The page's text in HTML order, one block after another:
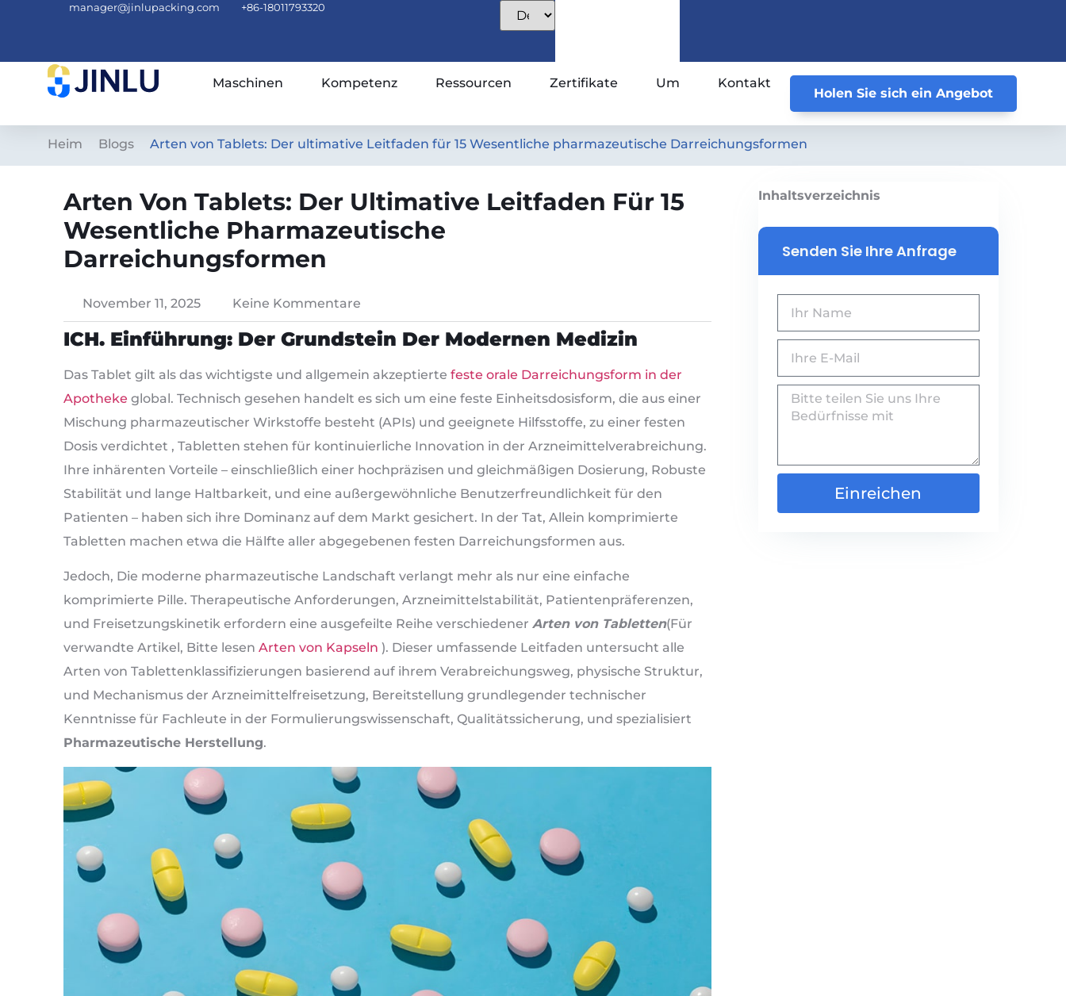
manager@jinlupacking.com +86-18011793320
Maschinen Kompetenz Ressourcen Zertifikate Um Kontakt
Holen Sie sich ein Angebot
Heim Blogs Arten von Tablets: Der ultimative Leitfaden für 15 Wesentliche pharmazeutische Darreichungsformen
Arten Von Tablets: Der Ultimative Leitfaden Für 15
Wesentliche Pharmazeutische
Darreichungsformen
November 11, 2025 Keine Kommentare
ICH. Einführung: Der Grundstein Der Modernen Medizin
Das Tablet gilt als das wichtigste und allgemein akzeptierte feste orale Darreichungsform in der
Apotheke global. Technisch gesehen handelt es sich um eine feste Einheitsdosisform, die aus einer
Mischung pharmazeutischer Wirkstoffe besteht (APIs) und geeignete Hilfsstoffe, zu einer festen
Dosis verdichtet , Tabletten stehen für kontinuierliche Innovation in der Arzneimittelverabreichung.
Ihre inhärenten Vorteile – einschließlich einer hochpräzisen und gleichmäßigen Dosierung, Robuste
Stabilität und lange Haltbarkeit, und eine außergewöhnliche Benutzerfreundlichkeit für den
Patienten – haben sich ihre Dominanz auf dem Markt gesichert. In der Tat, Allein komprimierte
Tabletten machen etwa die Hälfte aller abgegebenen festen Darreichungsformen aus.
Jedoch, Die moderne pharmazeutische Landschaft verlangt mehr als nur eine einfache
komprimierte Pille. Therapeutische Anforderungen, Arzneimittelstabilität, Patientenpräferenzen,
und Freisetzungskinetik erfordern eine ausgefeilte Reihe verschiedener Arten von Tabletten(Für
verwandte Artikel, Bitte lesen Arten von Kapseln ). Dieser umfassende Leitfaden untersucht alle
Arten von Tablettenklassifizierungen basierend auf ihrem Verabreichungsweg, physische Struktur,
und Mechanismus der Arzneimittelfreisetzung, Bereitstellung grundlegender technischer
Kenntnisse für Fachleute in der Formulierungswissenschaft, Qualitätssicherung, und spezialisiert
Pharmazeutische Herstellung.
Inhaltsverzeichnis
Senden Sie Ihre Anfrage
Einreichen